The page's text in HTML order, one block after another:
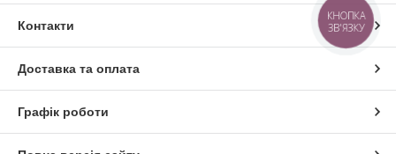
Контакти
Доставка та оплата
Графік роботи
КНОПКА
ЗВ'ЯЗКУ